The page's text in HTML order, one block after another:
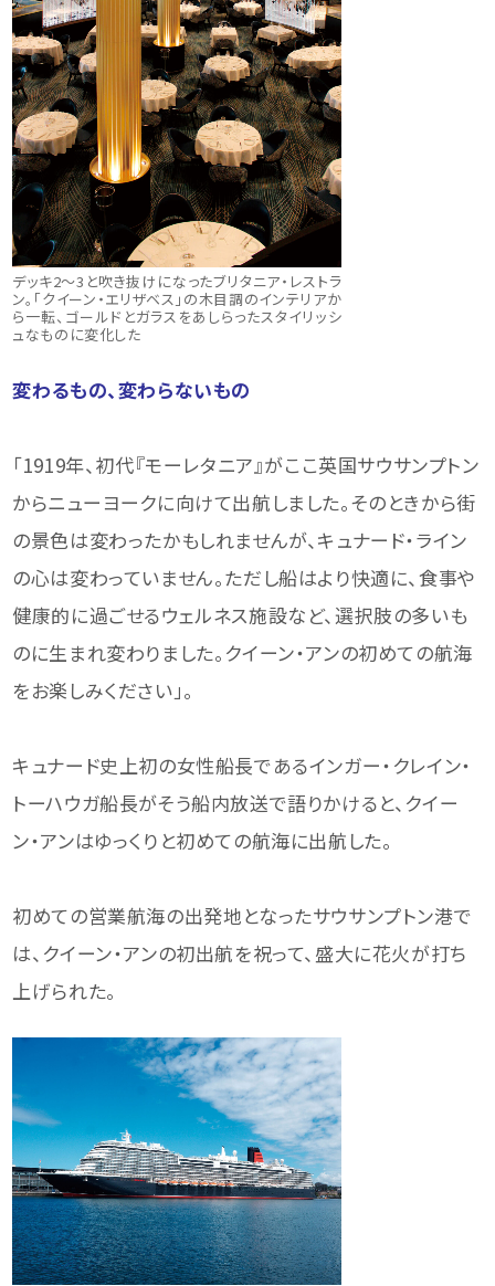
デッキ2〜3と吹き抜けになったブリタニア・レストラ
ン。「クイーン・エリザベス」の木目調のインテリアか
ら一転、ゴールドとガラスをあしらったスタイリッシ
ュなものに変化した
変わるもの、変わらないもの
「1919年、初代『モーレタニア』がここ英国サウサンプトン
からニューヨークに向けて出航しました。そのときから街
の景色は変わったかもしれませんが、キュナード・ライン
の心は変わっていません。ただし船はより快適に、食事や
健康的に過ごせるウェルネス施設など、選択肢の多いも
のに生まれ変わりました。クイーン・アンの初めての航海
をお楽しみください」。
キュナード史上初の女性船長であるインガー・クレイン・
トーハウガ船長がそう船内放送で語りかけると、クイー
ン・アンはゆっくりと初めての航海に出航した。
初めての営業航海の出発地となったサウサンプトン港で
は、クイーン・アンの初出航を祝って、盛大に花火が打ち
上げられた。